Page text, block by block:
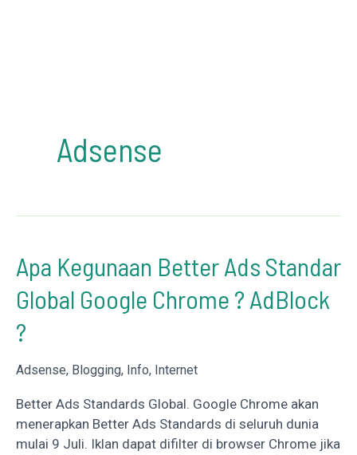
Adsense
Apa Kegunaan Better Ads Standar
Global Google Chrome ? AdBlock
?
Adsense, Blogging, Info, Internet
Better Ads Standards Global. Google Chrome akan
menerapkan Better Ads Standards di seluruh dunia
mulai 9 Juli. Iklan dapat difilter di browser Chrome jika